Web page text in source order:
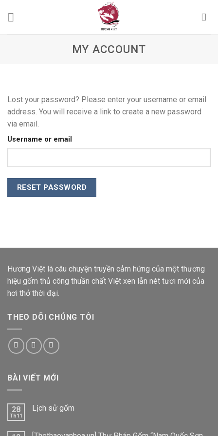
MY ACCOUNT
Lost your password? Please enter your username or email
address. You will receive a link to create a new password
via email.
Username or email
RESET PASSWORD
Hương Việt là câu chuyện truyền cảm hứng của một thương
hiệu gốm thủ công thuần chất Việt xen lẫn nét tươi mới của
hơi thở thời đại.
THEO DÕI CHÚNG TÔI
BÀI VIẾT MỚI
28
Th11
Lịch sử gốm